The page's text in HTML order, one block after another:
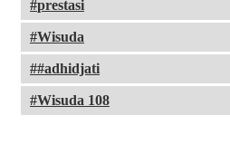
prestasi
Wisuda
#adhidjati
Wisuda 108